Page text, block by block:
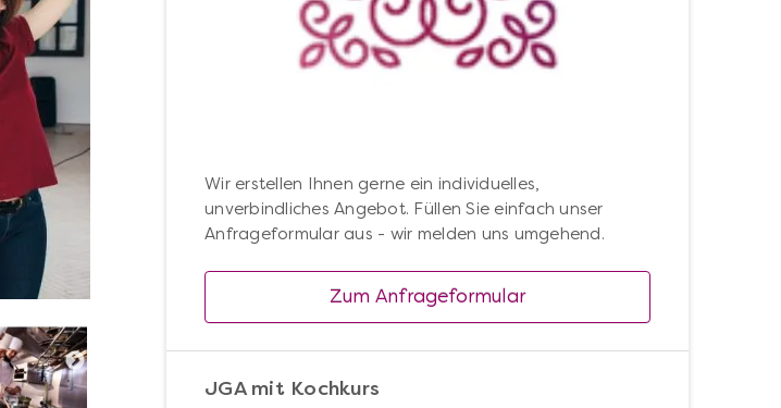
Wir erstellen Ihnen gerne ein individuelles,
unverbindliches Angebot. Füllen Sie einfach unser
Anfrageformular aus - wir melden uns umgehend.
Zum Anfrageformular
JGA mit Kochkurs